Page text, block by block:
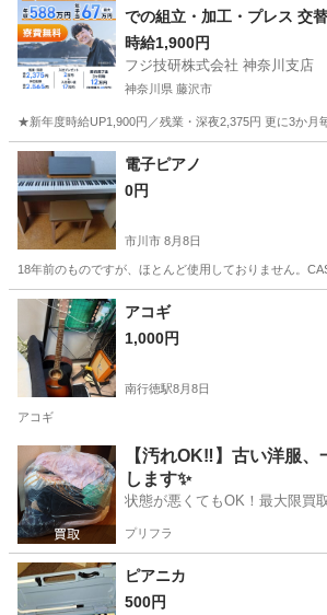
での組立・加工・プレス 交
時給1,900円
フジ技研株式会社 神奈川支店
神奈川県 藤沢市
★新年度時給UP1,900円／残業・深夜2,375円 更に3か
神奈川 藤沢市 その他
電子ピアノ
0円
市川市 8月8日
18年前のものですが、ほとんど使用しておりません。
千葉 市川市 電子楽器
アコギ
1,000円
南行徳駅8月8日
アコギ
千葉 市川市 南行徳駅 弦楽器、ギター
【汚れOK‼️】古い洋服
します✨
状態が悪くてもOK！最大限買
プリフラ
ピアニカ
500円